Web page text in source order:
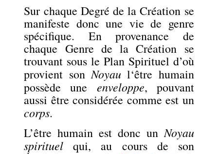
Sur chaque Degré de la Création se
manifeste donc une vie de genre
spécifique. En provenance de
chaque Genre de la Création se
trouvant sous le Plan Spirituel d’où
provient sonNoyau l‘être humain
possède une enveloppe, pouvant
aussi être considérée comme est un
corps.
L’être humain est donc unNoyau
spirituel qui, au cours de son